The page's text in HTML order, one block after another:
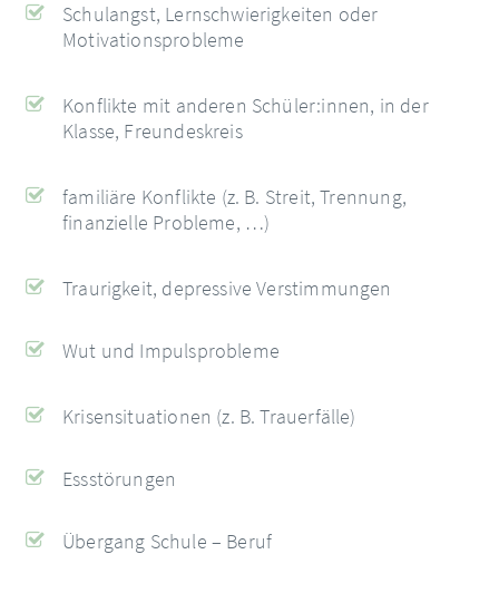
Schulangst, Lernschwierigkeiten oder
Motivationsprobleme
Konflikte mit anderen Schüler:innen, in der
Klasse, Freundeskreis
familiäre Konflikte (z. B. Streit, Trennung,
finanzielle Probleme, …)
Traurigkeit, depressive Verstimmungen
Wut und Impulsprobleme
Krisensituationen (z. B. Trauerfälle)
Essstörungen
Übergang Schule – Beruf